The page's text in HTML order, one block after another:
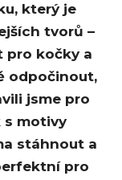
který je
tvorů –
pro kočky a
odpočinout,
jsme pro
s motivy
stáhnout a
pro